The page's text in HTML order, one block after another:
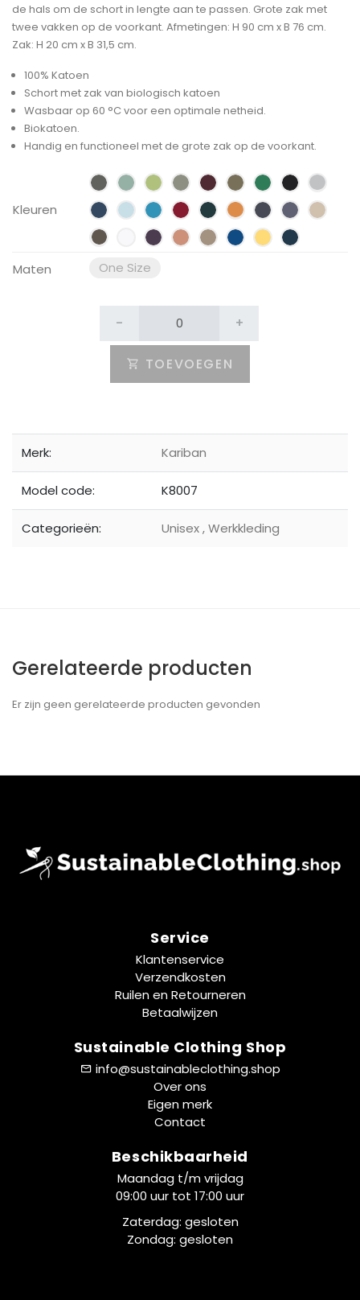
de hals om de schort in lengte aan te passen. Grote zak met
twee vakken op de voorkant. Afmetingen: H 90 cm x B 76 cm.
Zak: H 20 cm x B 31,5 cm.
100% Katoen
Schort met zak van biologisch katoen
Wasbaar op 60 °C voor een optimale netheid.
Biokatoen.
Handig en functioneel met de grote zak op de voorkant.
Kleuren
Maten One Size
- +
TOEVOEGEN
Merk: Kariban
Model code: K8007
Categorieën: Unisex,Werkkleding
Gerelateerde producten
Er zijn geen gerelateerde producten gevonden
Service
Klantenservice
Verzendkosten
Ruilen en Retourneren
Betaalwijzen
Sustainable Clothing Shop
info@sustainableclothing.shop
Over ons
Eigen merk
Contact
Beschikbaarheid
Maandag t/m vrijdag
09:00 uur tot 17:00 uur
Zaterdag: gesloten
Zondag: gesloten